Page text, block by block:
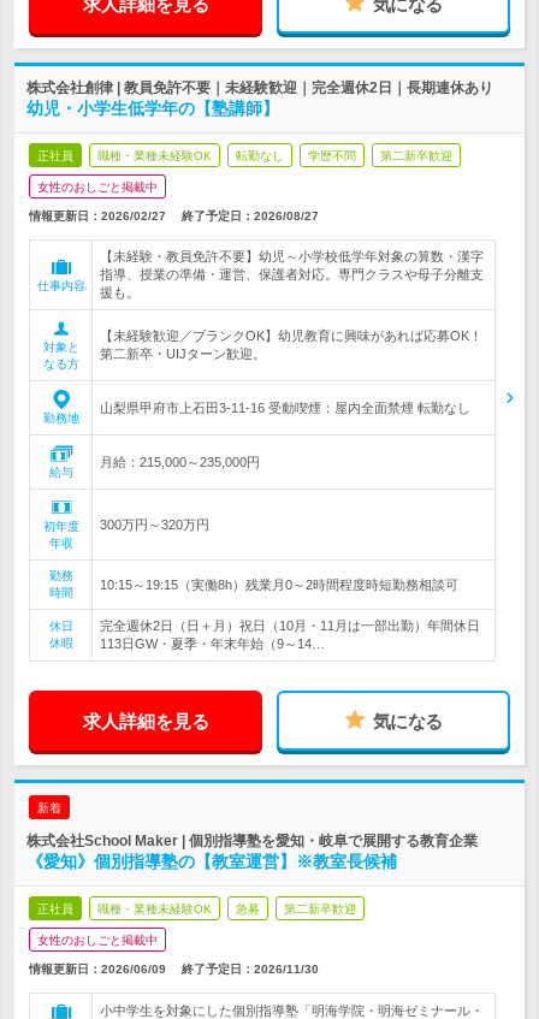
株式会社創律 | 教員免許不要｜未経験歓迎｜完全週休2日｜長期連休あり
幼児・小学生低学年の【塾講師】
正社員 職種・業種未経験OK 転勤なし 学歴不問 第二新卒歓迎
女性のおしごと掲載中
情報更新日：2026/02/27 終了予定日： 2026/08/27
仕事内容
【未経験・教員免許不要】幼児～小学校低学年対象の算数・漢字
指導、授業の準備・運営、保護者対応。専門クラスや母子分離支
援も。
対象と
なる方
【未経験歓迎／ブランクOK】幼児教育に興味があれば応募OK！
第二新卒・UIJターン歓迎。
勤務地
山梨県甲府市上石田3-11-16 受動喫煙：屋内全面禁煙 転勤なし
給与
月給：215,000～235,000円
初年度
年収
300万円～320万円
勤務
時間
10:15～19:15（実働8h）残業月0～2時間程度時短勤務相談可
休日
休暇
完全週休2日（日＋月）祝日（10月・11月は一部出勤）年間休日
113日GW・夏季・年末年始（9～14…
求人詳細を見る 気になる
新着
株式会社School Maker | 個別指導塾を愛知・岐阜で展開する教育企業
《愛知》個別指導塾の【教室運営】※教室長候補
正社員 職種・業種未経験OK 急募 第二新卒歓迎
女性のおしごと掲載中
情報更新日：2026/06/09 終了予定日： 2026/11/30
小中学生を対象にした個別指導塾「明海学院・明海ゼミナール・